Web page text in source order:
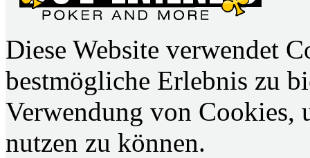
Diese Website verwendet
bestmögliche Erlebnis zu
Verwendung von Cookies,
nutzen zu können.